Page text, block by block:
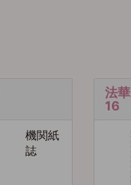
機関紙
誌
法
16